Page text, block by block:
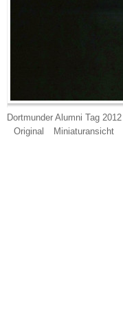
Dortmunder Alumni Tag 2012
Original
Miniaturansicht